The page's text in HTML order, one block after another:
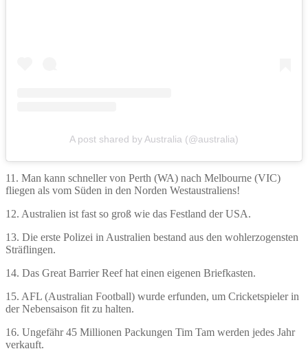
A post shared by Australia (@australia)
11. Man kann schneller von Perth (WA) nach Melbourne (VIC)
fliegen als vom Süden in den Norden Westaustraliens!
12. Australien ist fast so groß wie das Festland der USA.
13. Die erste Polizei in Australien bestand aus den wohlerzogensten
Sträflingen.
14. Das Great Barrier Reef hat einen eigenen Briefkasten.
15. AFL (Australian Football) wurde erfunden, um Cricketspieler in
der Nebensaison fit zu halten.
16. Ungefähr 45 Millionen Packungen Tim Tam werden jedes Jahr
verkauft.